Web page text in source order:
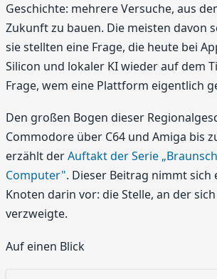
Geschichte: mehrere Versuche, aus
Zukunft zu bauen. Die meisten davon
sie stellten eine Frage, die heute bei
Silicon und lokaler KI wieder auf dem
Frage, wem eine Plattform eigentlich
Den großen Bogen dieser
Commodore über C64 und Amiga bis
erzählt derAuftakt der Serie
Computer". Dieser Beitrag nimmt sich
Knoten darin vor: die Stelle, an der
verzweigte.
Auf einen Blick